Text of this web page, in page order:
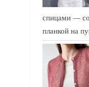
спицами —
планкой на